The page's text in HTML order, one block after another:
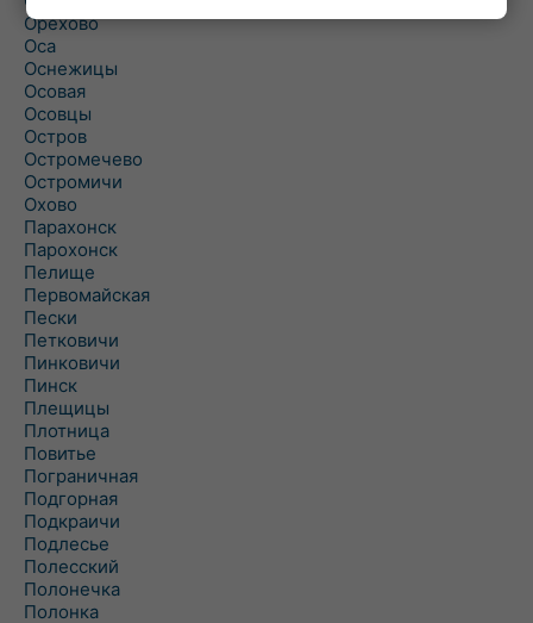
Орехово
Оса
Оснежицы
Осовая
Осовцы
Остров
Остромечево
Остромичи
Охово
Парахонск
Парохонск
Пелище
Первомайская
Пески
Петковичи
Пинковичи
Пинск
Плещицы
Плотница
Повитье
Пограничная
Подгорная
Подкраичи
Подлесье
Полесский
Полонечка
Полонка